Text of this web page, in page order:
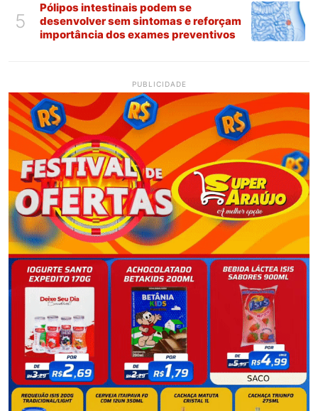
5
Pólipos intestinais podem se
desenvolver sem sintomas e reforçam
importância dos exames preventivos
PUBLICIDADE